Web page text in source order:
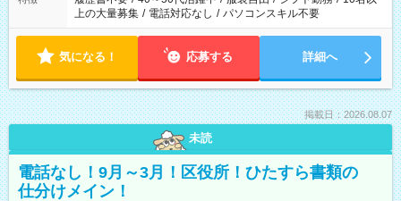
上の大量募集 / 電話対応なし / パソコンスキル不要
気になる！ 応募する 詳細へ
掲載日：2026.08.07
未読
電話なし！9月～3月！区役所！ひたすら書類の
仕分けメイン！